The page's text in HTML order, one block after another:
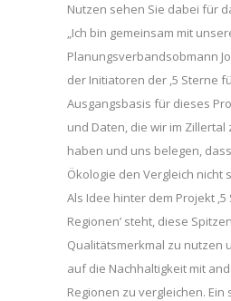
Nutzen sehen Sie dabei für
„Ich bin gemeinsam mit
Planungsverbandsobmann
der Initiatoren der ,5 Sterne
Ausgangsbasis für dieses
und Daten, die wir im Zillertal
haben und uns belegen,
Ökologie den Vergleich nicht
Als Idee hinter dem Projekt
Regionen’ steht, diese
Qualitätsmerkmal zu nutzen
auf die Nachhaltigkeit mit
Regionen zu vergleichen. Ein